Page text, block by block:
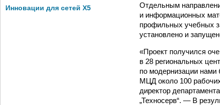
Инновации для сетей X5
Отдельным
и информационных
профильных учебных
установлено и
«Проект получился
в 28 региональных
по модернизации
МЦД около 100
директор
„Техносерв“. — В